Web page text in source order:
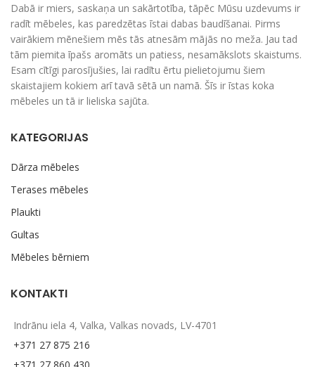
Dabā ir miers, saskaņa un sakārtotība, tāpēc Mūsu uzdevums ir
radīt mēbeles, kas paredzētas īstai dabas baudīšanai. Pirms
vairākiem mēnešiem mēs tās atnesām mājās no meža. Jau tad
tām piemita īpašs aromāts un patiess, nesamākslots skaistums.
Esam cītīgi parosījušies, lai radītu ērtu pielietojumu šiem
skaistajiem kokiem arī tavā sētā un namā. Šīs ir īstas koka
mēbeles un tā ir lieliska sajūta.
KATEGORIJAS
Dārza mēbeles
Terases mēbeles
Plaukti
Gultas
Mēbeles bērniem
KONTAKTI
Indrānu iela 4, Valka, Valkas novads, LV-4701
+371 27 875 216
+371 27 860 430